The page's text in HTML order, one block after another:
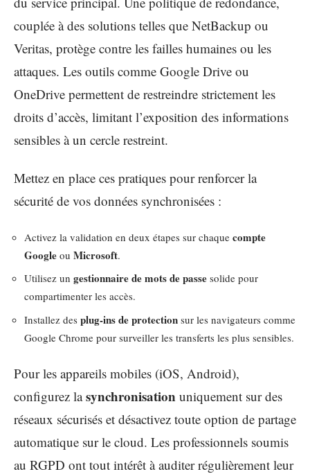
couplée à des solutions telles que NetBackup ou
Veritas, protège contre les failles humaines ou les
attaques. Les outils comme Google Drive ou
OneDrive permettent de restreindre strictement les
droits d’accès, limitant l’exposition des informations
sensibles à un cercle restreint.
Mettez en place ces pratiques pour renforcer la
sécurité de vos données synchronisées :
Activez la validation en deux étapes sur chaque compte
Google ou Microsoft.
Utilisez un gestionnaire de mots de passe solide pour
compartimenter les accès.
Installez des plug-ins de protection sur les navigateurs comme
Google Chrome pour surveiller les transferts les plus sensibles.
Pour les appareils mobiles (iOS, Android),
configurez lasynchronisation uniquement sur des
réseaux sécurisés et désactivez toute option de partage
automatique sur le cloud. Les professionnels soumis
au RGPD ont tout intérêt à auditer régulièrement leur